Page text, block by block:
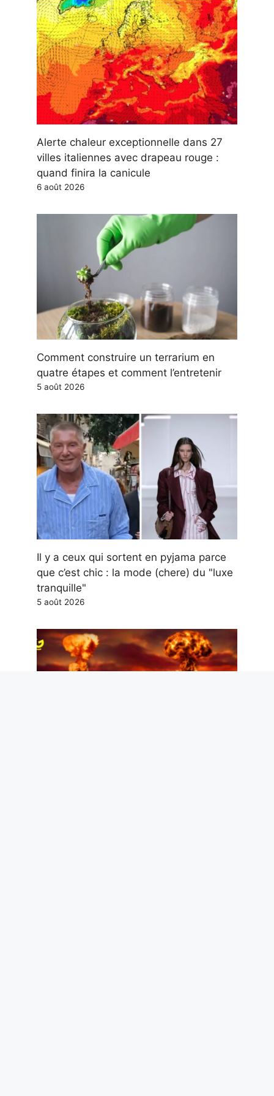
Alerte chaleur exceptionnelle dans 27
villes italiennes avec drapeau rouge :
quand finira la canicule
6 août 2026
Comment construire un terrarium en
quatre étapes et comment l’entretenir
5 août 2026
Il y a ceux qui sortent en pyjama parce
que c’est chic : la mode (chere) du "luxe
tranquille"
5 août 2026